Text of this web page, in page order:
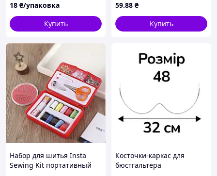
5 г
18 ₴/упаковка
Купить
59.88 ₴
Купить
Набор для шитья Insta
Sewing Kit портативный
Косточки-каркас для
бюстгальтера